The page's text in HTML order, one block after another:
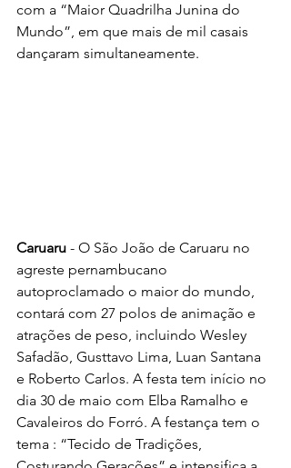
com a “Maior Quadrilha Junina do
Mundo”, em que mais de mil casais
dançaram simultaneamente.
Caruaru - O São João de Caruaru no
agreste pernambucano
autoproclamado o maior do mundo,
contará com 27 polos de animação e
atrações de peso, incluindo Wesley
Safadão, Gusttavo Lima, Luan Santana
e Roberto Carlos. A festa tem início no
dia 30 de maio com Elba Ramalho e
Cavaleiros do Forró. A festança tem o
tema : “Tecido de Tradições,